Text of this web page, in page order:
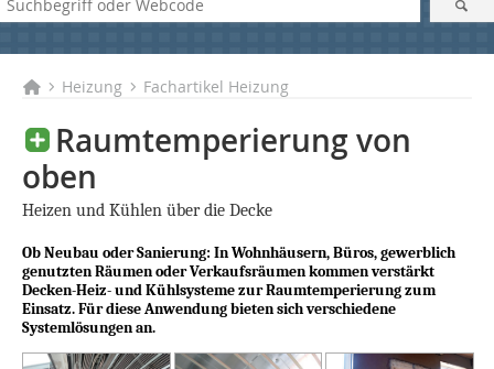
Heizung Fachartikel Heizung
Raumtemperierung von
oben
Heizen und Kühlen über die Decke
Ob Neubau oder Sanierung: In Wohnhäusern, Büros, gewerblich
genutzten Räumen oder Verkaufsräumen kommen verstärkt
Decken-Heiz- und Kühlsysteme zur Raumtemperierung zum
Einsatz. Für diese Anwendung bieten sich verschiedene
Systemlösungen an.